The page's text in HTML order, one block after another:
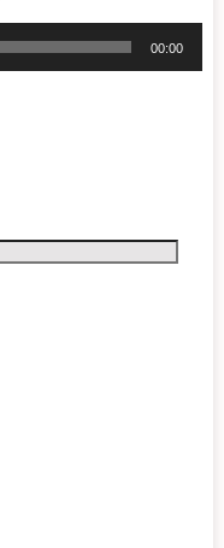
00:00